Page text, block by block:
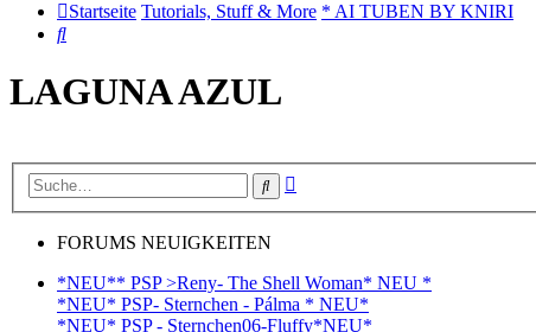
Startseite Tutorials, Stuff & More * AI TUBEN BY KNIRI
Suche
LAGUNA AZUL
Suche
FORUMS NEUIGKEITEN
*NEU** PSP >Reny- The Shell Woman* NEU *
*NEU* PSP- Sternchen - Pálma * NEU*
*NEU* PSP - Sternchen06-Fluffy*NEU*